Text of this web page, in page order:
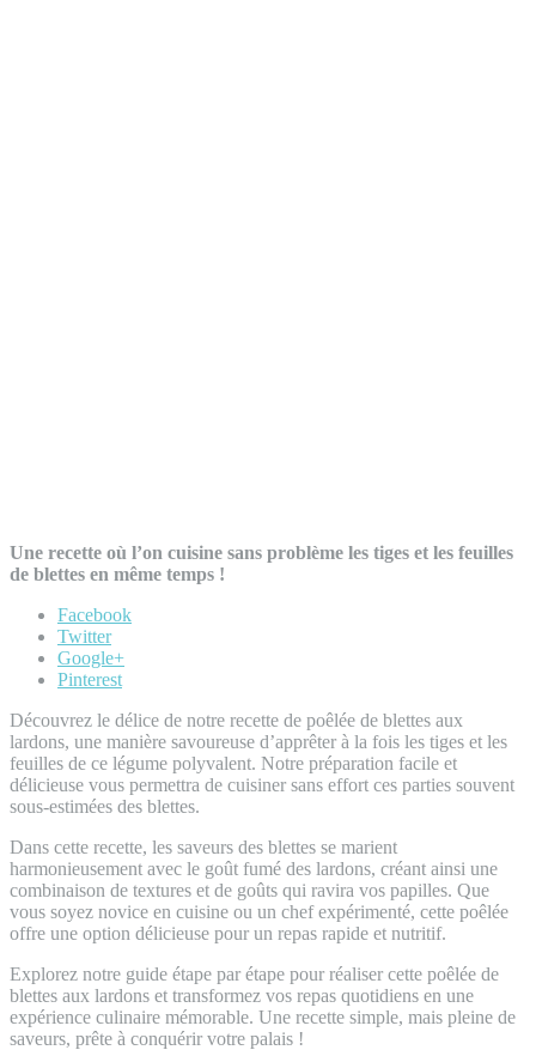
Une recette où l’on cuisine sans problème les tiges et les feuilles
de blettes en même temps !
Facebook
Twitter
Google+
Pinterest
Découvrez le délice de notre recette de poêlée de blettes aux
lardons, une manière savoureuse d’apprêter à la fois les tiges et les
feuilles de ce légume polyvalent. Notre préparation facile et
délicieuse vous permettra de cuisiner sans effort ces parties souvent
sous-estimées des blettes.
Dans cette recette, les saveurs des blettes se marient
harmonieusement avec le goût fumé des lardons, créant ainsi une
combinaison de textures et de goûts qui ravira vos papilles. Que
vous soyez novice en cuisine ou un chef expérimenté, cette poêlée
offre une option délicieuse pour un repas rapide et nutritif.
Explorez notre guide étape par étape pour réaliser cette poêlée de
blettes aux lardons et transformez vos repas quotidiens en une
expérience culinaire mémorable. Une recette simple, mais pleine de
saveurs, prête à conquérir votre palais !